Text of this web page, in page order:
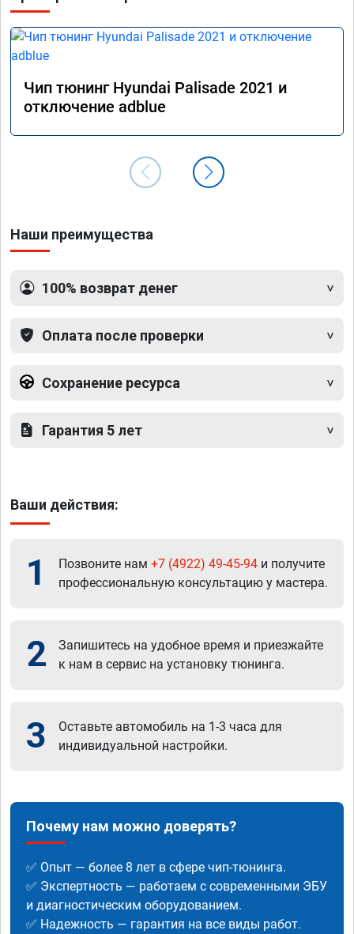
маневренность +1000 сразу.
В общем рекомендую. Всем добра и прямого
пути!
Чип тюнинг Hyundai Palisade 2021 и
отключение adblue
Наши преимущества
100% возврат денег
Оплата после проверки
Сохранение ресурса
Гарантия 5 лет
Ваши действия:
1 Позвоните нам +7 (4922) 49-45-94 и получите
профессиональную консультацию у мастера.
2
Запишитесь на удобное время и приезжайте
к нам в сервис на установку тюнинга.
3
Оставьте автомобиль на 1-3 часа для
индивидуальной настройки.
Почему нам можно доверять?
✅ Опыт — более 8 лет в сфере чип-тюнинга.
✅ Экспертность — работаем с современными ЭБУ
и диагностическим оборудованием.
✅ Надежность — гарантия на все виды работ.